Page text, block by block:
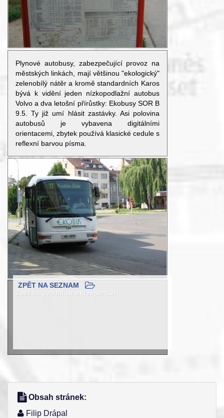
Plynové autobusy, zabezpečující provoz na
městských linkách, mají většinou "ekologický"
zelenobílý nátěr a kromě standardních Karos
bývá k vidění jeden nízkopodlažní autobus
Volvo a dva letošní přírůstky: Ekobusy SOR B
9.5. Ty již umí hlásit zastávky. Asi polovina
autobusů je vybavena digitálními
orientacemi, zbytek používá klasické cedule s
reflexní barvou písma.
Zpět na úvodní stranu reportáží
ZPĚT NA SEZNAM
Obsah stránek:
Filip Drápal